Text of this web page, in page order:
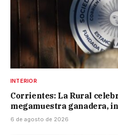
INTERIOR
Corrientes: La Rural
megamuestra ganadera,
6 de agosto de 2026